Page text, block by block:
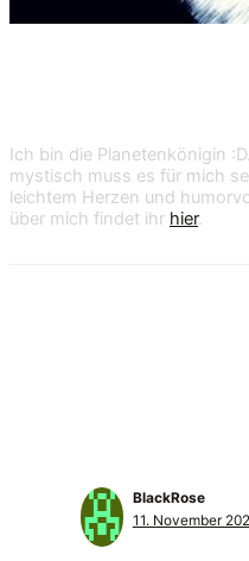
Ich bin die Planetenkönigin
mystisch muss es für mich
leichtem Herzen und
über mich findet ihr hier.
BlackRose
11. November